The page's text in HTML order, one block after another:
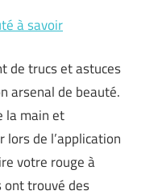
à savoir
de trucs et astuces
arsenal de beauté.
la main et
lors de l’application
votre rouge à
ont trouvé des